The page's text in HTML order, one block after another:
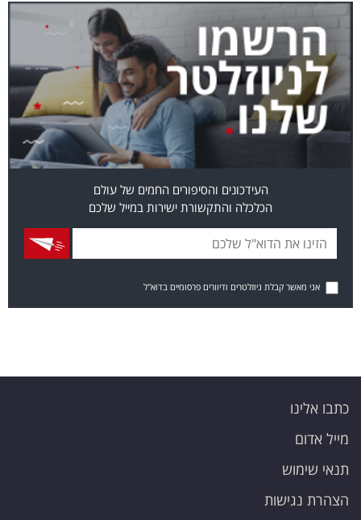
העידכונים והסיפורים החמים של עולם
הכלכלה והתקשורת ישירות במייל שלכם
אני מאשר קבלת ניוזלטרים ודיוורים פרסומיים בדוא"ל
כתבו אלינו
מייל אדום
תנאי שימוש
הצהרת נגישות